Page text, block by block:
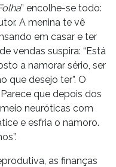
” encolhe-se todo:
A menina te vê
em casar e ter
vendas suspira: “Está
a namorar sério, ser
que desejo ter”. O
que depois dos
neuróticas com
e esfria o namoro.
as finanças